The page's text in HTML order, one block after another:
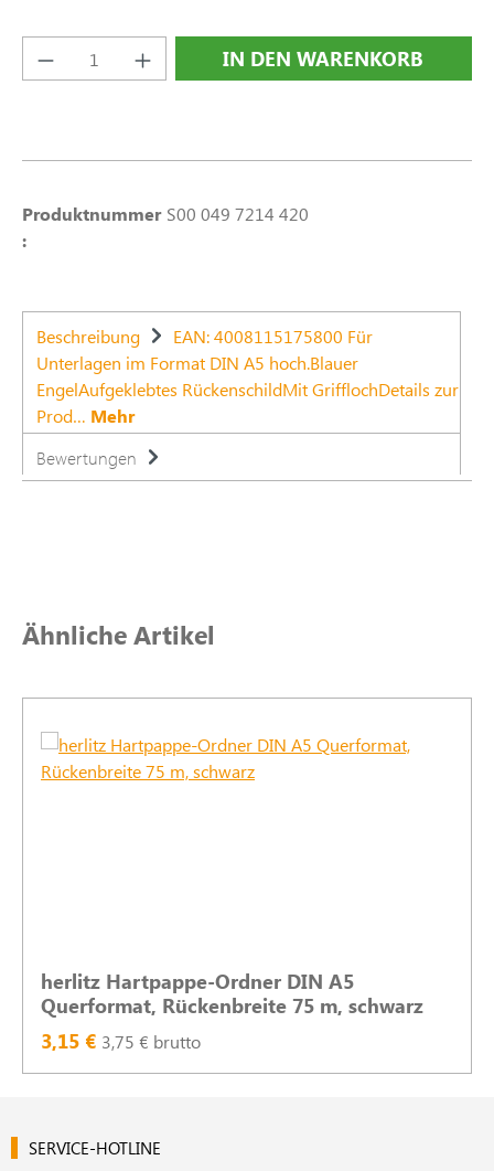
Produkt Anzahl: Gib den gewünschten
IN DEN WARENKORB
Produktnummer
:
S00 049 7214 420
Beschreibung
EAN: 4008115175800 Für
Unterlagen im Format DIN A5 hoch.Blauer
EngelAufgeklebtes RückenschildMit GrifflochDetails zur
Prod… Mehr
Bewertungen
Produktgalerie überspringen
Ähnliche Artikel
herlitz Hartpappe-Ordner DIN A5
Querformat, Rückenbreite 75 m, schwarz
3,15 € 3,75 € brutto
SERVICE-HOTLINE